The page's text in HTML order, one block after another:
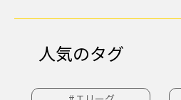
人気のタグ